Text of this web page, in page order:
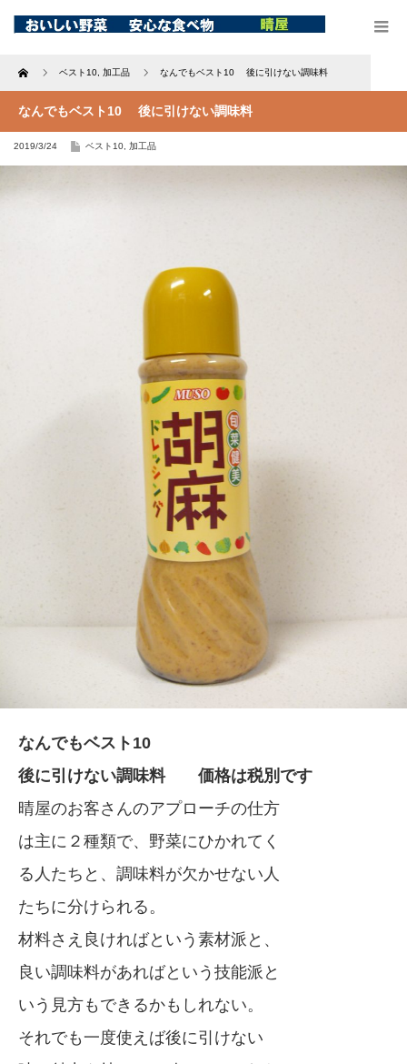
Home ベスト10 加工品 なんでもベスト10 後に引けない調味料
なんでもベスト10 後に引けない調味料
2019/3/24 ベスト10 加工品
なんでもベスト10
後に引けない調味料 価格は税別です
晴屋のお客さんのアプローチの仕方
は主に２種類で、野菜にひかれてく
る人たちと、調味料が欠かせない人
たちに分けられる。
材料さえ良ければという素材派と、
良い調味料があればという技能派と
いう見方もできるかもしれない。
それでも一度使えば後に引けない